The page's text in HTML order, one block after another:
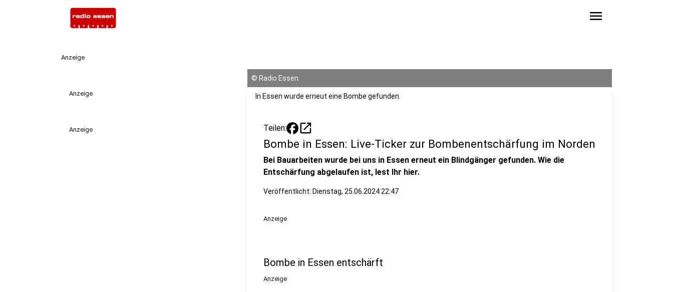
menu
Anzeige
Anzeige
Anzeige
© Radio Essen
In Essen wurde erneut eine Bombe gefunden.
Teilen: open_in_new
Bombe in Essen: Live-Ticker zur Bombenentschärfung im Norden
Bei Bauarbeiten wurde bei uns in Essen erneut ein Blindgänger gefunden. Wie die
Entschärfung abgelaufen ist, lest Ihr hier.
Veröffentlicht: Dienstag, 25.06.2024 22:47
Anzeige
Bombe in Essen entschärft
Anzeige